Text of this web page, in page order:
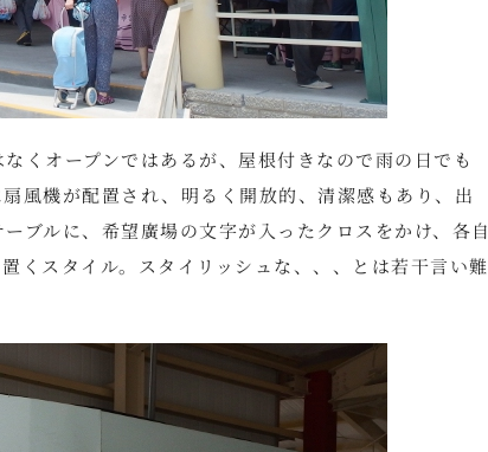
くオープンではあるが、屋根付きなので雨の日でも
風機が配置され、明るく開放的、清潔感もあり、出
ブルに、希望廣場の文字が入ったクロスをかけ、各自
くスタイル。スタイリッシュな、、、とは若干言い難